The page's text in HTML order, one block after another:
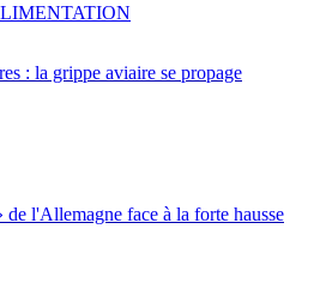
: la grippe aviaire se propage
de l'Allemagne face à la forte hausse